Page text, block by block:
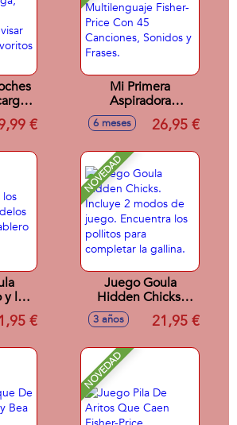
€
Mi Primera
Aspiradora
Multilenguaje
Fisher-Price Con 45
y Frases.
6 meses 26,95 €
y los
€
NOVEDAD
Juego Goula
Hidden Chicks.
Incluye 2 modos de
juego. Encuentra
completar la
gallina.
3 años 21,95 €
NOVEDAD